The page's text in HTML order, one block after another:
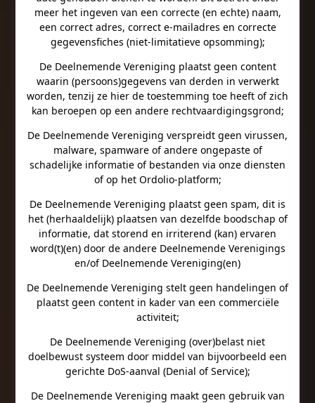
meer het ingeven van een correcte (en echte) naam,
een correct adres, correct e-mailadres en correcte
gegevensfiches (niet-limitatieve opsomming);
De Deelnemende Vereniging plaatst geen content
waarin (persoons)gegevens van derden in verwerkt
worden, tenzij ze hier de toestemming toe heeft of zich
kan beroepen op een andere rechtvaardigingsgrond;
De Deelnemende Vereniging verspreidt geen virussen,
malware, spamware of andere ongepaste of
schadelijke informatie of bestanden via onze diensten
of op het Ordolio-platform;
De Deelnemende Vereniging plaatst geen spam, dit is
het (herhaaldelijk) plaatsen van dezelfde boodschap of
informatie, dat storend en irriterend (kan) ervaren
word(t)(en) door de andere Deelnemende Verenigings
en/of Deelnemende Vereniging(en)
De Deelnemende Vereniging stelt geen handelingen of
plaatst geen content in kader van een commerciële
activiteit;
De Deelnemende Vereniging (over)belast niet
doelbewust systeem door middel van bijvoorbeeld een
gerichte DoS-aanval (Denial of Service);
De Deelnemende Vereniging maakt geen gebruik van